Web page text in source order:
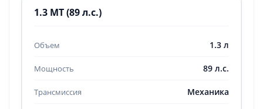
1.3 MT (89 л.с.)
1.3 л
89 л.с.
Механика